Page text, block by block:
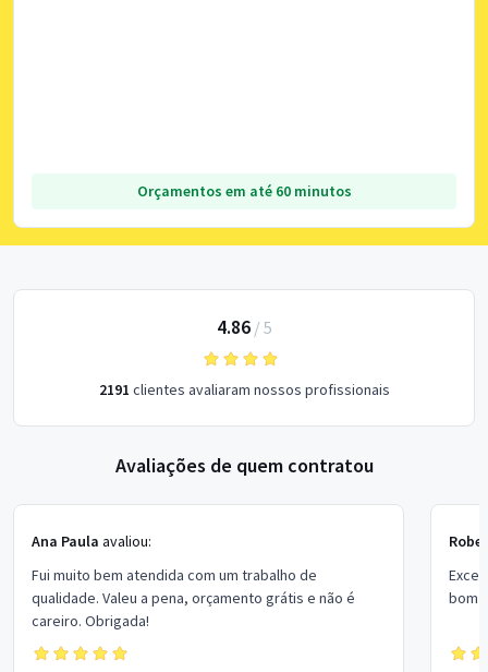
Orçamentos em até 60 minutos
4.86/ 5
2191 clientes avaliaram nossos profissionais
Avaliações de quem contratou
Ana Paula avaliou:
Fui muito bem atendida com um trabalho de
qualidade. Valeu a pena, orçamento grátis e não é
careiro. Obrigada!
bom